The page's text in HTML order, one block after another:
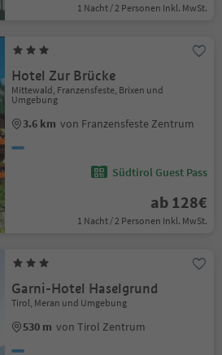
1 Nacht / 2 Personen Inkl. MwSt.
Hotel Zur Brücke
Mittewald, Franzensfeste, Brixen und
Umgebung
3.6 km von Franzensfeste Zentrum
Südtirol Guest Pass
ab 128€
1 Nacht / 2 Personen Inkl. MwSt.
Garni-Hotel Haselgrund
Tirol, Meran und Umgebung
530 m von Tirol Zentrum